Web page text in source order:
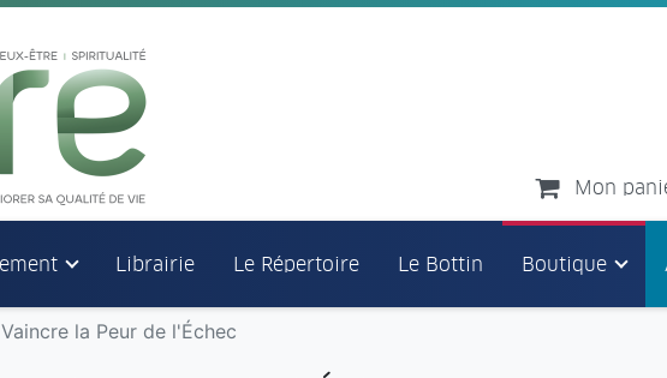
Mon
Librairie Le Répertoire Le Bottin Boutique
Vaincre la Peur de l'Échec